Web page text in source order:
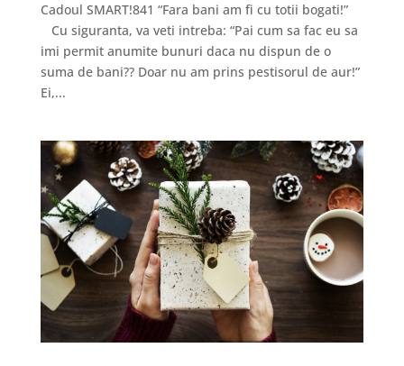
Cadoul SMART!841 “Fara bani am fi cu totii bogati!”
Cu siguranta, va veti intreba: “Pai cum sa fac eu sa
imi permit anumite bunuri daca nu dispun de o
suma de bani?? Doar nu am prins pestisorul de aur!”
Ei,...